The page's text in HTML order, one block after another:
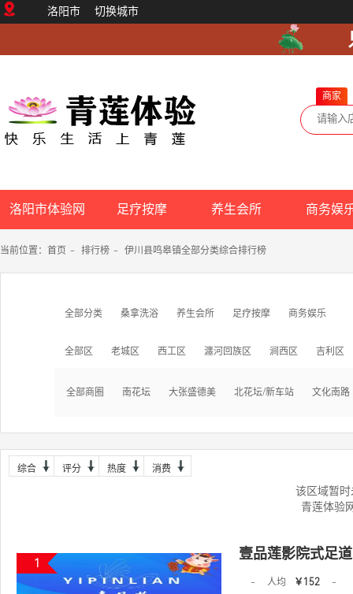
洛阳市 切换城市
商家
洛阳市体验网 足疗按摩 养生会所 商务娱
当前位置： 首页 - 排行榜 - 伊川县鸣皋镇全部分类综合排行榜
全部分类 桑拿洗浴 养生会所 足疗按摩 商务娱乐
全部区 老城区 西工区 瀍河回族区 涧西区 吉利区
全部商圈 南花坛 大张盛德美 北花坛/新车站 文化南路
综合 评分 热度 消费
该区域暂
青莲体验
1
壹品莲影院式足
- 人均 ￥152
-